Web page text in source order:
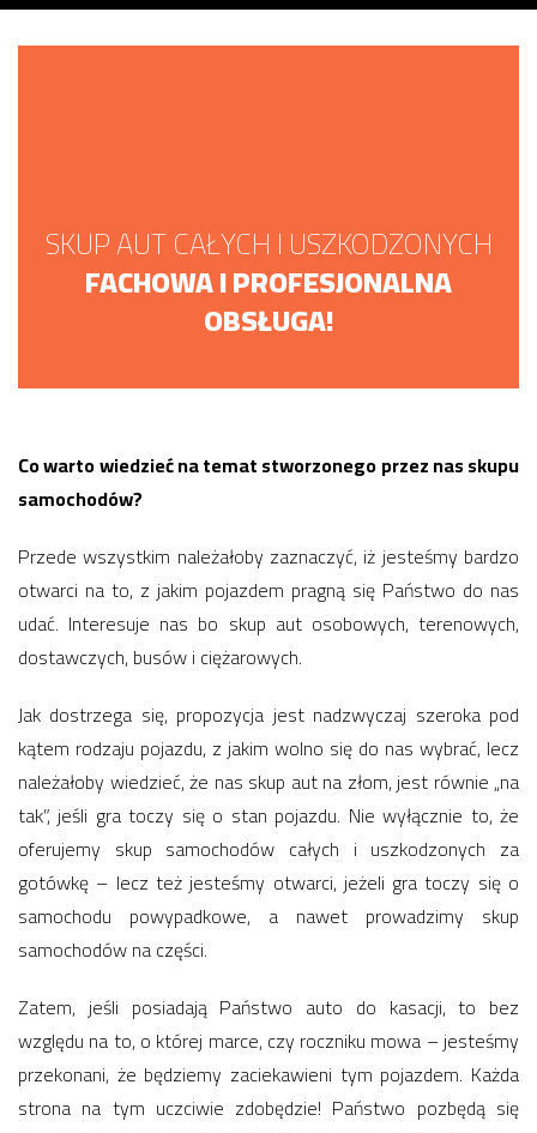
SKUP AUT CAŁYCH I USZKODZONYCH
FACHOWA I PROFESJONALNA
OBSŁUGA!
Co warto wiedzieć na temat stworzonego przez nas skupu
samochodów?
Przede wszystkim należałoby zaznaczyć, iż jesteśmy bardzo
otwarci na to, z jakim pojazdem pragną się Państwo do nas
udać. Interesuje nas bo skup aut osobowych, terenowych,
dostawczych, busów i ciężarowych.
Jak dostrzega się, propozycja jest nadzwyczaj szeroka pod
kątem rodzaju pojazdu, z jakim wolno się do nas wybrać, lecz
należałoby wiedzieć, że nas skup aut na złom, jest równie „na
tak”, jeśli gra toczy się o stan pojazdu. Nie wyłącznie to, że
oferujemy skup samochodów całych i uszkodzonych za
gotówkę – lecz też jesteśmy otwarci, jeżeli gra toczy się o
samochodu powypadkowe, a nawet prowadzimy skup
samochodów na części.
Zatem, jeśli posiadają Państwo auto do kasacji, to bez
względu na to, o której marce, czy roczniku mowa – jesteśmy
przekonani, że będziemy zaciekawieni tym pojazdem. Każda
strona na tym uczciwie zdobędzie! Państwo pozbędą się